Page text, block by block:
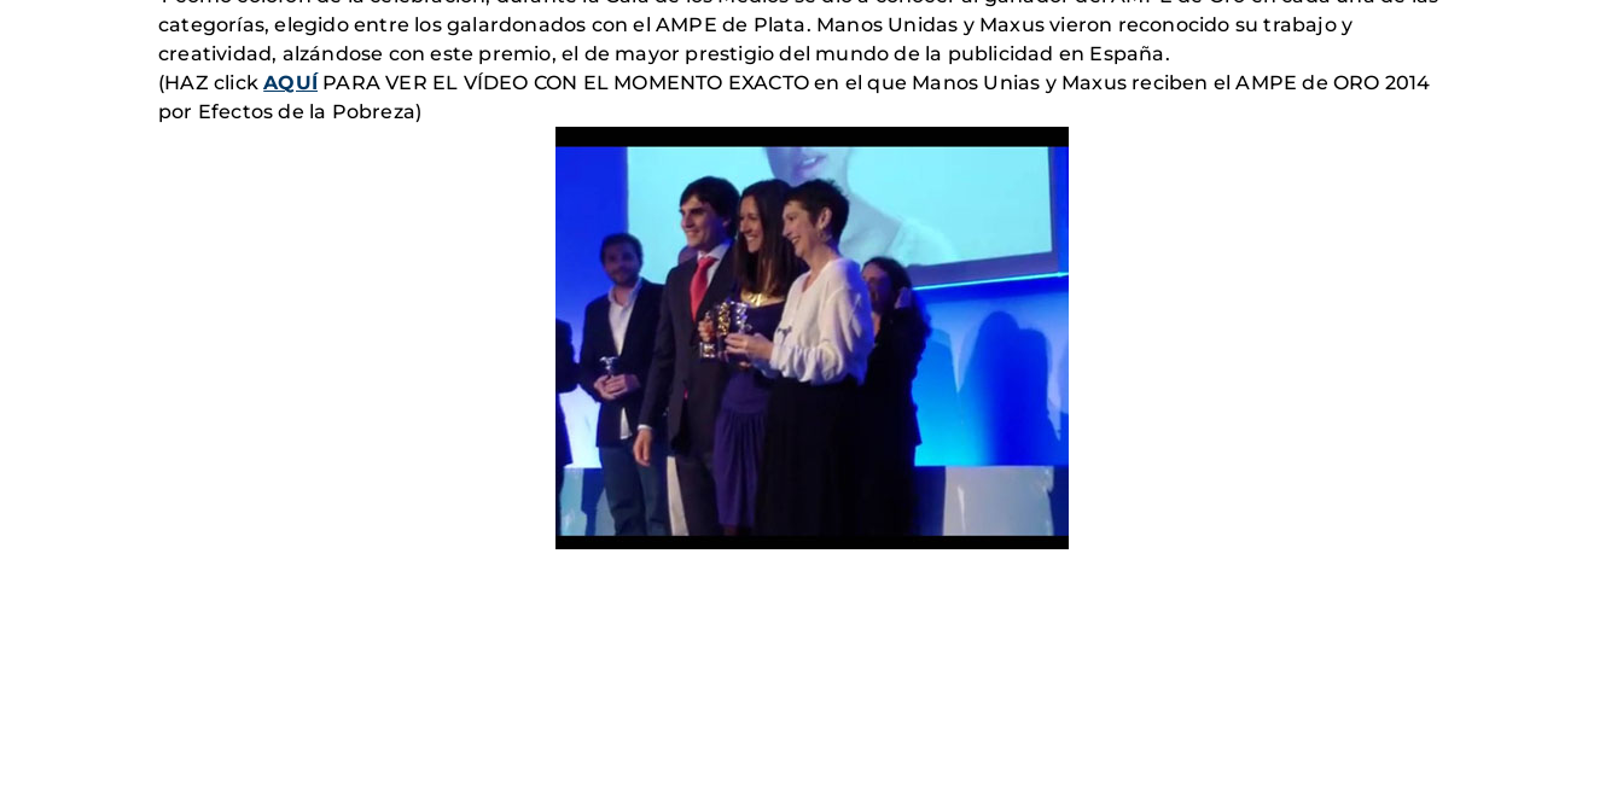
categorías, elegido entre los galardonados con el AMPE de Plata. Manos Unidas y Maxus vieron reconocido su trabajo y
creatividad, alzándose con este premio, el de mayor prestigio del mundo de la publicidad en España.
(HAZ clickAQUÍ PARA VER EL VÍDEO CON EL MOMENTO EXACTO en el que Manos Unias y Maxus reciben el AMPE de ORO 2014
por Efectos de la Pobreza)